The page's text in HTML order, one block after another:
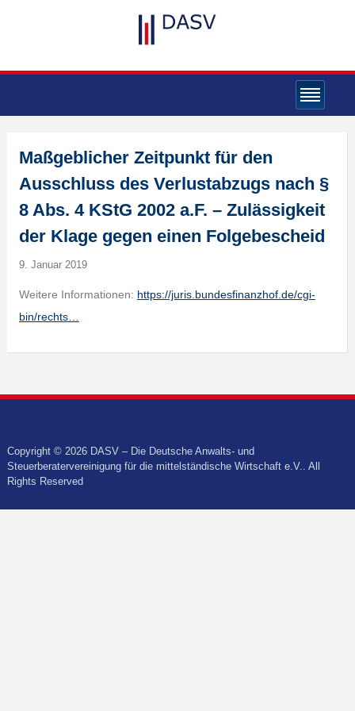
Maßgeblicher Zeitpunkt für den
Ausschluss des Verlustabzugs nach §
8 Abs. 4 KStG 2002 a.F. – Zulässigkeit
der Klage gegen einen Folgebescheid
9. Januar 2019
Weitere Informationen: https://juris.bundesfinanzhof.de/cgi-
bin/rechts…
Copyright © 2026 DASV – Die Deutsche Anwalts- und
Steuerberatervereinigung für die mittelständische Wirtschaft e.V.. All
Rights Reserved